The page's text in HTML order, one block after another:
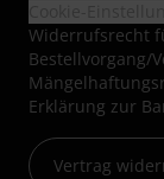
Widerrufsrecht
Bestellvorgang/
Erklärung zur
Vertrag